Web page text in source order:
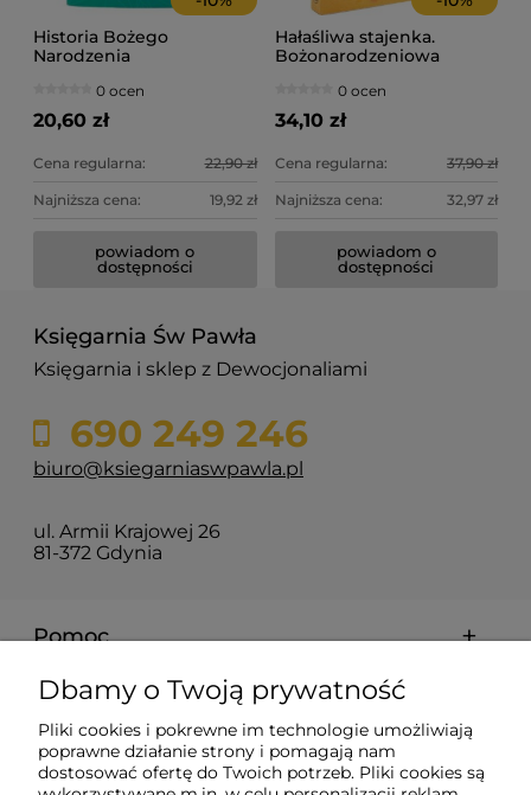
Historia Bożego
Narodzenia
0 ocen
20,60 zł
Cena regularna: 22,90 zł
Najniższa cena: 19,92 zł
powiadom o
dostępności
Hałaśliwa stajenka.
Bożonarodzeniowa
0 ocen
34,10 zł
Cena regularna: 37,90 zł
Najniższa cena: 32,97 zł
powiadom o
dostępności
Księgarnia Św Pawła
Księgarnia i sklep z Dewocjonaliami
690 249 246
biuro@ksiegarniaswpawla.pl
ul. Armii Krajowej 26
81-372 Gdynia
Pomoc
Dostawa i koszty
Moje konto
Dbamy o Twoją prywatność
Pliki cookies i pokrewne im technologie umożliwiają
poprawne działanie strony i pomagają nam
dostosować ofertę do Twoich potrzeb. Pliki cookies są